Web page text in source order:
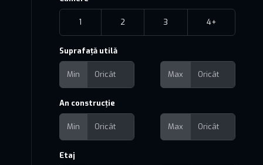
1 2 3 4+
Suprafață utilă
Min Max
An construcție
Min Max
Etaj